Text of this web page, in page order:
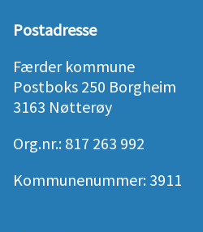
Postadresse
Færder kommune
Postboks 250 Borgheim
3163 Nøtterøy
Org.nr.: 817 263 992
Kommunenummer: 3911